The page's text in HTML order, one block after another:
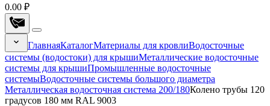
0.00 ₽
ГлавнаяКаталогМатериалы для кровлиВодосточные
системы (водостоки) для крышиМеталлические водосточные
системы для крышиПромышленные водосточные
системыВодосточные системы большого диаметра
Металлическая водосточная система 200/180Колено трубы 120
градусов 180 мм RAL 9003